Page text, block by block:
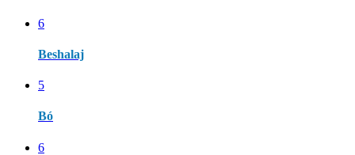
6
Beshalaj
5
Bó
6